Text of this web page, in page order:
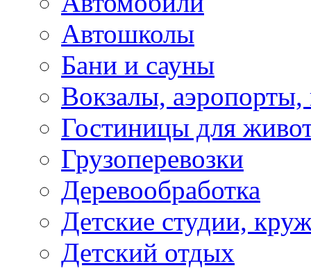
Автошколы
Бани и сауны
Вокзалы,
Гостиницы для
Грузоперевозки
Деревообработка
Детские студии,
Детский отдых